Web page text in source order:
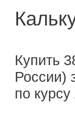
Купить
России)
по